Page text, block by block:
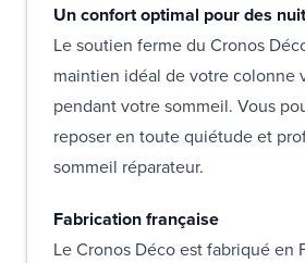
Un confort optimal pour des
Le soutien ferme du Cronos
maintien idéal de votre colonne
pendant votre sommeil. Vous
reposer en toute quiétude et
sommeil réparateur.
Fabrication française
Le Cronos Déco est fabriqué en